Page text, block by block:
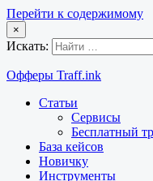
Перейти к содержимому
×
Искать:
Офферы Traff.ink
Статьи
Сервисы
Бесплатный
База кейсов
Новичку
Инструменты